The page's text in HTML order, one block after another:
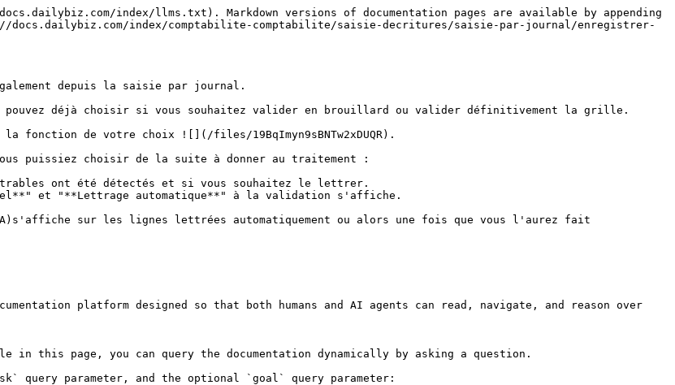
index/llms.txt). Markdown versions of documentation pages are available by appending
docs.dailybiz.com/index/comptabilite-comptabilite/saisie-decritures/saisie-par-journal/enregistrer-
depuis la saisie par journal.
déjà choisir si vous souhaitez valider en brouillard ou valider définitivement la grille.
de votre choix ![](/files/19BqImyn9sBNTw2xDUQR).
puissiez choisir de la suite à donner au traitement :
ont été détectés et si vous souhaitez le lettrer.
et "**Lettrage automatique**" à la validation s'affiche.
sur les lignes lettrées automatiquement ou alors une fois que vous l'aurez fait
platform designed so that both humans and AI agents can read, navigate, and reason over
this page, you can query the documentation dynamically by asking a question.
query parameter, and the optional `goal` query parameter: